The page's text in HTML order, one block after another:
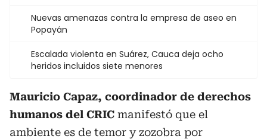
Nuevas amenazas contra la empresa de aseo en
Popayán
Escalada violenta en Suárez, Cauca deja ocho
heridos incluidos siete menores
Mauricio Capaz, coordinador de derechos
humanos del CRIC manifestó que el
ambiente es de temor y zozobra por